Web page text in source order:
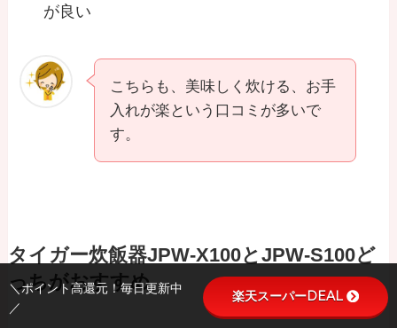
が良い
こちらも、美味しく炊ける、お手
入れが楽という口コミが多いで
す。
タイガー炊飯器JPW-X100とJPW-S100ど
っちがおすすめ
＼ポイント高還元！毎日更新中
／
楽天スーパーDEAL